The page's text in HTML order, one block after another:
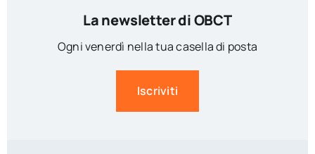
La newsletter di OBCT
Ogni venerdì nella tua casella di posta
Iscriviti